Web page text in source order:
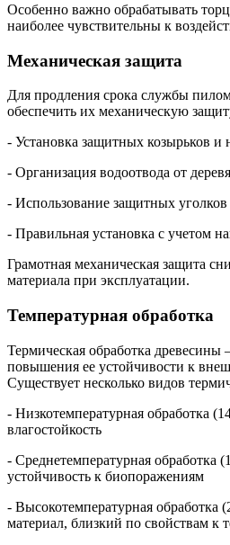
Особенно важно обрабатывать
наиболее чувствительны к
Механическая защита
Для продления срока службы
обеспечить их механическую
- Установка защитных козырьков и
- Организация водоотвода от
- Использование защитных
- Правильная установка с учетом
Грамотная механическая защита
материала при эксплуатации.
Температурная обработка
Термическая обработка древесины
повышения ее устойчивости к
Существует несколько видов
- Низкотемпературная обработка
влагостойкость
- Среднетемпературная обработка
устойчивость к биопоражениям
- Высокотемпературная обработка
материал, близкий по свойствам к